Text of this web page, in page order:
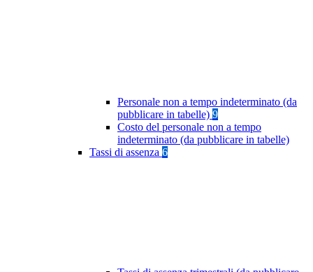
Personale non a tempo indeterminato (da
pubblicare in tabelle) 9
Costo del personale non a tempo
indeterminato (da pubblicare in tabelle)
Tassi di assenza 6